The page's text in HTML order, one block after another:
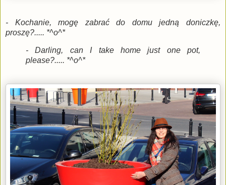
- Kochanie, mogę zabrać do domu jedną doniczkę,
proszę?..... *^o^*
- Darling, can I take home just one pot,
please?..... *^o^*